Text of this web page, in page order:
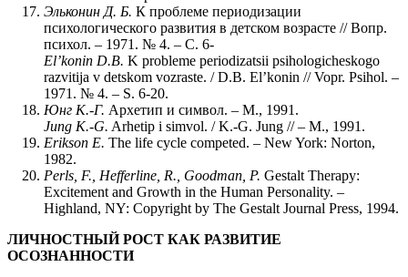
Эльконин Д. Б. К проблеме периодизации
психологического развития в детском возрасте // Вопр.
психол. – 1971. № 4. – С. 6-
El’konin D.B. K probleme periodizatsii psihologicheskogo
razvitija v detskom vozraste. / D.B. El’konin // Vopr. Psihol. –
1971. № 4. – S. 6-20.
Юнг К.-Г. Архетип и символ. – М., 1991.
Jung K.-G. Arhetip i simvol. / K.-G. Jung // – М., 1991.
Erikson E. The life cycle competed. – New York: Norton,
1982.
Perls, F., Hefferline, R., Goodman, P. Gestalt Therapy:
Excitement and Growth in the Human Personality. –
Highland, NY: Copyright by The Gestalt Journal Press, 1994.
ЛИЧНОСТНЫЙ РОСТ КАК РАЗВИТИЕ
ОСОЗНАННОСТИ